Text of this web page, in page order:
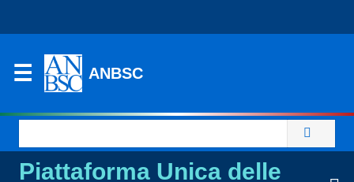
ANBSC
per:
Piattaforma Unica delle